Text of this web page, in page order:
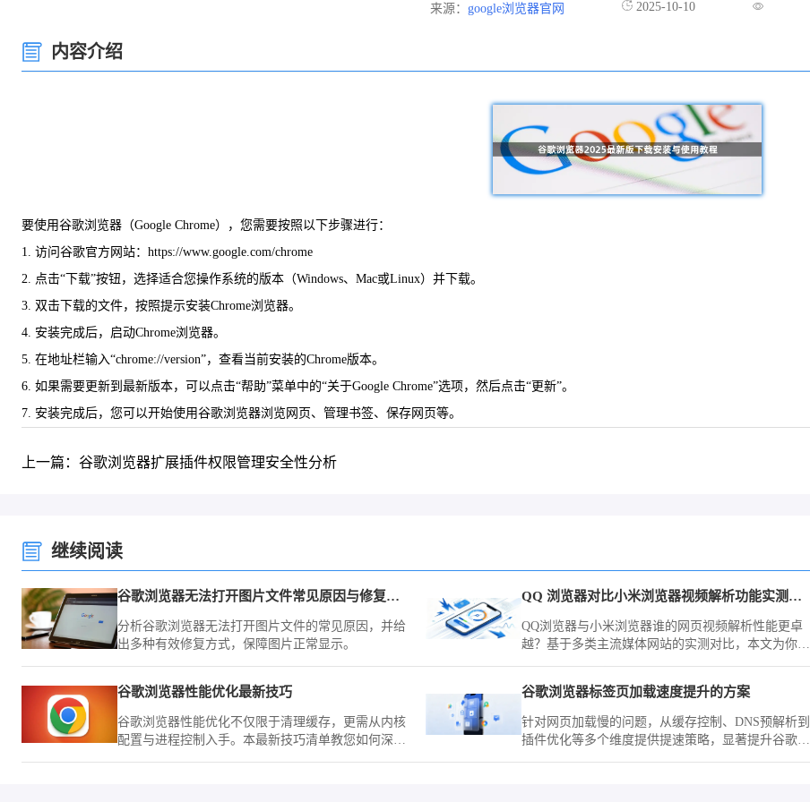
来源： google浏览器官网 2025-10-10
内容介绍
要使用谷歌浏览器（Google Chrome），您需要按照以下步骤进行：
1. 访问谷歌官方网站：https://www.google.com/chrome
2. 点击“下载”按钮，选择适合您操作系统的版本（Windows、Mac或Linux）并下载。
3. 双击下载的文件，按照提示安装Chrome浏览器。
4. 安装完成后，启动Chrome浏览器。
5. 在地址栏输入“chrome://version”，查看当前安装的Chrome版本。
6. 如果需要更新到最新版本，可以点击“帮助”菜单中的“关于Google Chrome”选项，然后点击“更新”。
7. 安装完成后，您可以开始使用谷歌浏览器浏览网页、管理书签、保存网页等。
上一篇：谷歌浏览器扩展插件权限管理安全性分析
继续阅读
谷歌浏览器无法打开图片文件常见原因与修复方式
分析谷歌浏览器无法打开图片文件的常见原因，并给
出多种有效修复方式，保障图片正常显示。
QQ 浏览器对比小米浏览器视频解析功能实测谁更好用
QQ浏览器与小米浏览器谁的网页视频解析性能更卓
越？基于多类主流媒体网站的实测对比，本文为你深
谷歌浏览器性能优化最新技巧
谷歌浏览器性能优化不仅限于清理缓存，更需从内核
配置与进程控制入手。本最新技巧清单教您如何深度
谷歌浏览器标签页加载速度提升的方案
针对网页加载慢的问题，从缓存控制、DNS预解析到
插件优化等多个维度提供提速策略，显著提升谷歌浏